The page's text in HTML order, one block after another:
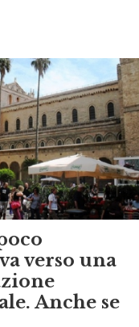
verso una
Anche se